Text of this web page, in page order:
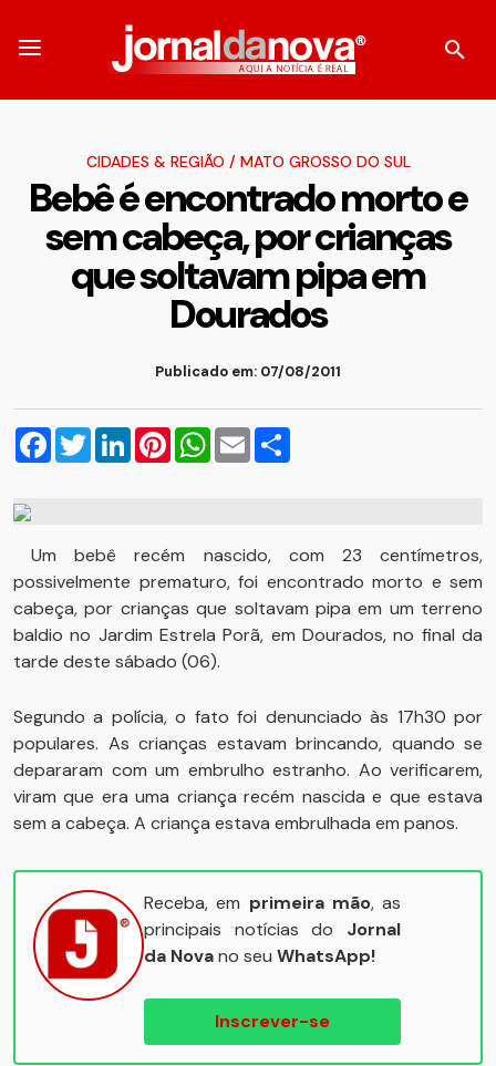
CIDADES & REGIÃO / MATO GROSSO DO SUL
Bebê é encontrado morto e
sem cabeça, por crianças
que soltavam pipa em
Dourados
Publicado em: 07/08/2011
Facebook
TwitterLinkedInPinterestWhatsApp
Email
Um bebê recém nascido, com 23 centímetros,
possivelmente prematuro, foi encontrado morto e sem
cabeça, por crianças que soltavam pipa em um terreno
baldio no Jardim Estrela Porã, em Dourados, no final da
tarde deste sábado (06).
Segundo a polícia, o fato foi denunciado às 17h30 por
populares. As crianças estavam brincando, quando se
depararam com um embrulho estranho. Ao verificarem,
viram que era uma criança recém nascida e que estava
sem a cabeça. A criança estava embrulhada em panos.
Receba, em primeira mão, as
principais notícias do Jornal
da Novano seu WhatsApp!
Inscrever-se